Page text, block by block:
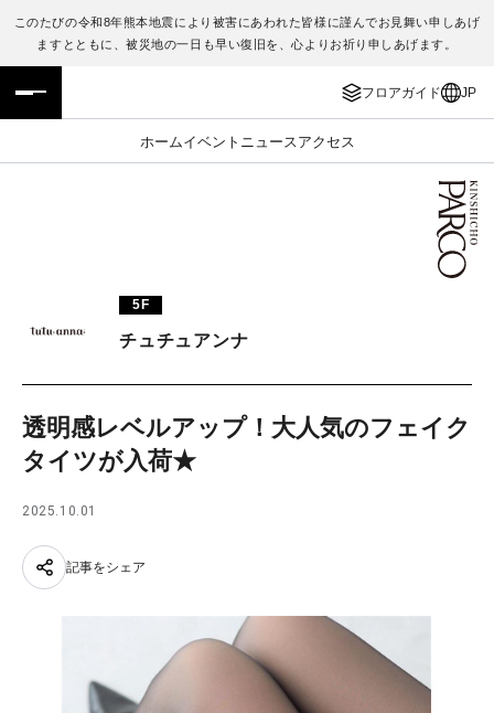
このたびの令和8年熊本地震により被害にあわれた皆様に謹んでお見舞い申しあげ
ますとともに、被災地の一日も早い復旧を、心よりお祈り申しあげます。
フロアガイド JP
ホームイベント ニュース アクセス
フロアガイド
施設案内・アクセス
TAX FREE
JP
ENGLISH
繁体字
日本語
5F
チュチュアンナ
透明感レベルアップ！大人気のフェイク
タイツが入荷★
2025.10.01
記事をシェア